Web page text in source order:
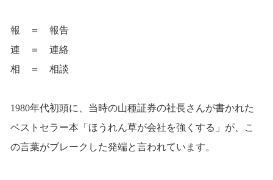
報 ＝ 報告
連 ＝ 連絡
相 ＝ 相談
1980年代初頭に、当時の山種証券の社長さんが書かれた
ベストセラー本「ほうれん草が会社を強くする」が、こ
の言葉がブレークした発端と言われています。